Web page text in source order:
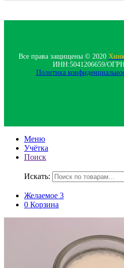
Все права защищены © 2020
ИНН:5041206659/
Политика
Меню
Учётка
Поиск
Искать:
Желаемое 3
0 Корзина